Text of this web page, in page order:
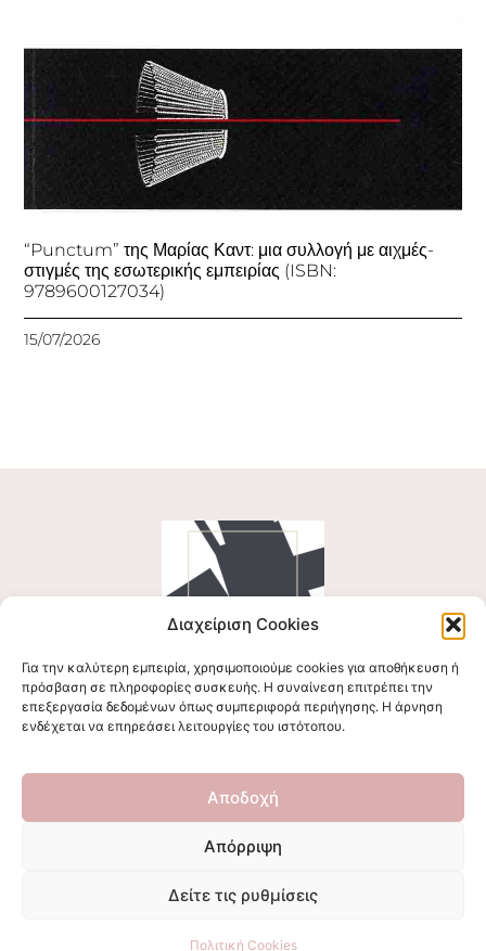
Διαχείριση Cookies
Για την καλύτερη εμπειρία, χρησιμοποιούμε cookies για αποθήκευση ή
πρόσβαση σε πληροφορίες συσκευής. Η συναίνεση επιτρέπει την
επεξεργασία δεδομένων όπως συμπεριφορά περιήγησης. Η άρνηση
ενδέχεται να επηρεάσει λειτουργίες του ιστότοπου.
Αποδοχή
Απόρριψη
Δείτε τις ρυθμίσεις
Πολιτική Cookies
“Punctum” της Μαρίας Καντ: μια συλλογή με αιχμές-
στιγμές της εσωτερικής εμπειρίας (ISBN:
9789600127034)
15/07/2026
Ακολουθήστε μας
Επικοινωνήστε μαζί μας
stigmalogou@gmail.com
© All Rights Reserved 2026